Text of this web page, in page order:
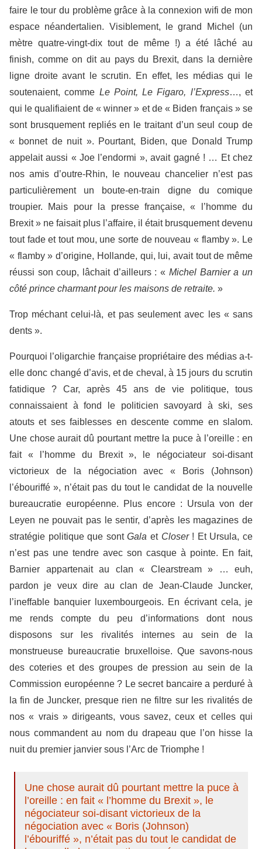
faire le tour du problème grâce à la connexion wifi de mon
espace néandertalien. Visiblement, le grand Michel (un
mètre quatre-vingt-dix tout de même !) a été lâché au
finish, comme on dit au pays du Brexit, dans la dernière
ligne droite avant le scrutin. En effet, les médias qui le
soutenaient, comme Le Point, Le Figaro, l’Express…, et
qui le qualifiaient de « winner » et de « Biden français » se
sont brusquement repliés en le traitant d’un seul coup de
« bonnet de nuit ». Pourtant, Biden, que Donald Trump
appelait aussi « Joe l’endormi », avait gagné ! … Et chez
nos amis d’outre-Rhin, le nouveau chancelier n’est pas
particulièrement un boute-en-train digne du comique
troupier. Mais pour la presse française, « l’homme du
Brexit » ne faisait plus l’affaire, il était brusquement devenu
tout fade et tout mou, une sorte de nouveau « flamby ». Le
« flamby » d’origine, Hollande, qui, lui, avait tout de même
réussi son coup, lâchait d’ailleurs : « Michel Barnier a un
côté prince charmant pour les maisons de retraite. »
Trop méchant celui-là, et pas seulement avec les « sans
dents ».
Pourquoi l’oligarchie française propriétaire des médias a-t-
elle donc changé d’avis, et de cheval, à 15 jours du scrutin
fatidique ? Car, après 45 ans de vie politique, tous
connaissaient à fond le politicien savoyard à ski, ses
atouts et ses faiblesses en descente comme en slalom.
Une chose aurait dû pourtant mettre la puce à l’oreille : en
fait « l’homme du Brexit », le négociateur soi-disant
victorieux de la négociation avec « Boris (Johnson)
l’ébouriffé », n’était pas du tout le candidat de la nouvelle
bureaucratie européenne. Plus encore : Ursula von der
Leyen ne pouvait pas le sentir, d’après les magazines de
stratégie politique que sontGala et Closer! Et Ursula, ce
n’est pas une tendre avec son casque à pointe. En fait,
Barnier appartenait au clan « Clearstream » … euh,
pardon je veux dire au clan de Jean-Claude Juncker,
l’ineffable banquier luxembourgeois. En écrivant cela, je
me rends compte du peu d’informations dont nous
disposons sur les rivalités internes au sein de la
monstrueuse bureaucratie bruxelloise. Que savons-nous
des coteries et des groupes de pression au sein de la
Commission européenne ? Le secret bancaire a perduré à
la fin de Juncker, presque rien ne filtre sur les rivalités de
nos « vrais » dirigeants, vous savez, ceux et celles qui
nous commandent au nom du drapeau que l’on hisse la
nuit du premier janvier sous l’Arc de Triomphe !
Une chose aurait dû pourtant mettre la puce à
l’oreille : en fait « l’homme du Brexit », le
négociateur soi-disant victorieux de la
négociation avec « Boris (Johnson)
l’ébouriffé », n’était pas du tout le candidat de